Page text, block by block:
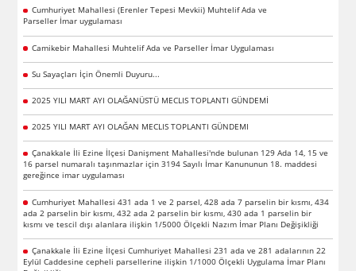
Cumhuriyet Mahallesi (Erenler Tepesi Mevkii) Muhtelif Ada ve
Parseller İmar uygulaması
Camikebir Mahallesi Muhtelif Ada ve Parseller İmar Uygulaması
Su Sayaçları İçin Önemli Duyuru...
2025 YILI MART AYI OLAĞANÜSTÜ MECLIS TOPLANTI GÜNDEMİ
2025 YILI MART AYI OLAĞAN MECLIS TOPLANTI GÜNDEMI
Çanakkale İli Ezine İlçesi Danişment Mahallesi'nde bulunan 129 Ada 14, 15 ve
16 parsel numaralı taşınmazlar için 3194 Sayılı İmar Kanununun 18. maddesi
gereğince imar uygulaması
Cumhuriyet Mahallesi 431 ada 1 ve 2 parsel, 428 ada 7 parselin bir kısmı, 434
ada 2 parselin bir kısmı, 432 ada 2 parselin bir kısmı, 430 ada 1 parselin bir
kısmı ve tescil dışı alanlara ilişkin 1/5000 Ölçekli Nazım İmar Planı Değişikliği
Çanakkale İli Ezine İlçesi Cumhuriyet Mahallesi 231 ada ve 281 adalarının 22
Eylül Caddesine cepheli parsellerine ilişkin 1/1000 Ölçekli Uygulama İmar Planı